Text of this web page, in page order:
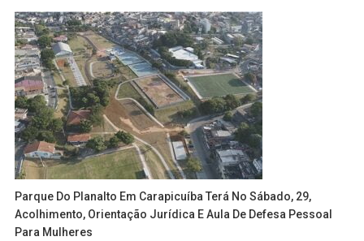
Parque Do Planalto Em Carapicuíba Terá No Sábado, 29,
Acolhimento, Orientação Jurídica E Aula De Defesa Pessoal
Para Mulheres